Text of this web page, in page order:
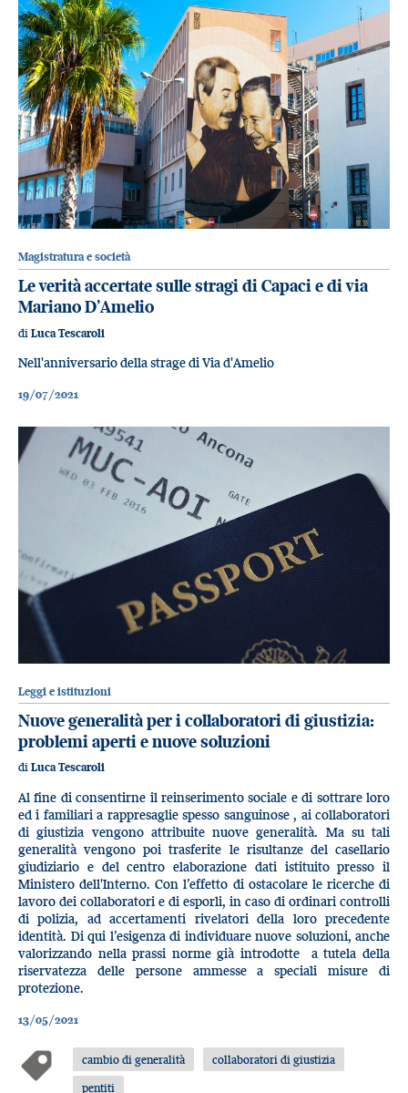
Magistratura e società
Le verità accertate sulle stragi di Capaci e di via
Mariano D’Amelio
di Luca Tescaroli
Nell'anniversario della strage di Via d'Amelio
19/07/2021
Leggi e istituzioni
Nuove generalità per i collaboratori di giustizia:
problemi aperti e nuove soluzioni
di Luca Tescaroli
Al fine di consentirne il reinserimento sociale e di sottrare loro
ed i familiari a rappresaglie spesso sanguinose , ai collaboratori
di giustizia vengono attribuite nuove generalità. Ma su tali
generalità vengono poi trasferite le risultanze del casellario
giudiziario e del centro elaborazione dati istituito presso il
Ministero dell'Interno. Con l’effetto di ostacolare le ricerche di
lavoro dei collaboratori e di esporli, in caso di ordinari controlli
di polizia, ad accertamenti rivelatori della loro precedente
identità. Di qui l’esigenza di individuare nuove soluzioni, anche
valorizzando nella prassi norme già introdotte a tutela della
riservatezza delle persone ammesse a speciali misure di
protezione.
13/05/2021
cambio di generalità
collaboratori di giustizia
pentiti